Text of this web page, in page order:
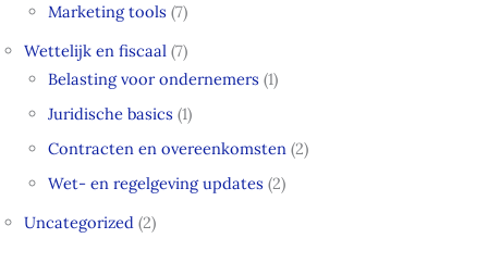
Marketing tools (7)
Wettelijk en fiscaal (7)
Belasting voor ondernemers (1)
Juridische basics (1)
Contracten en overeenkomsten (2)
Wet- en regelgeving updates (2)
Uncategorized (2)